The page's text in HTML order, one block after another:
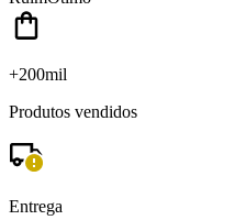
+200mil
Produtos vendidos
Entrega